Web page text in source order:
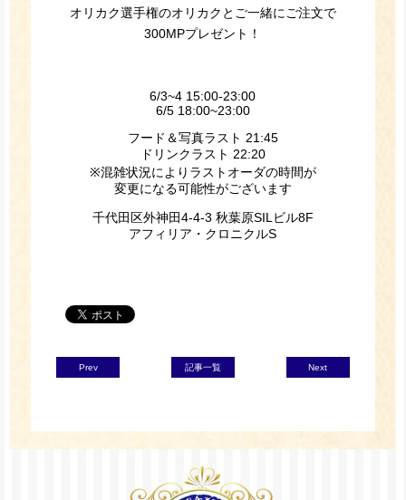
オリカク選手権のオリカクとご一緒にご注文で
300MPプレゼント！
6/3~4 15:00-23:00
6/5 18:00~23:00
フード＆写真ラスト 21:45
ドリンクラスト 22:20
※混雑状況によりラストオーダの時間が
変更になる可能性がございます
千代田区外神田4-4-3 秋葉原SIL ビル8F
アフィリア・クロニクルS
Prev 記事一覧 Next